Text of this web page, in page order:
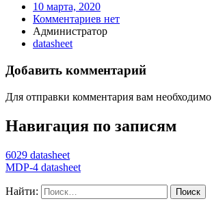
10 марта, 2020
Комментариев нет
Администратор
datasheet
Добавить комментарий
Для отправки комментария вам необходимо
Навигация по записям
6029 datasheet
MDP-4 datasheet
Найти: